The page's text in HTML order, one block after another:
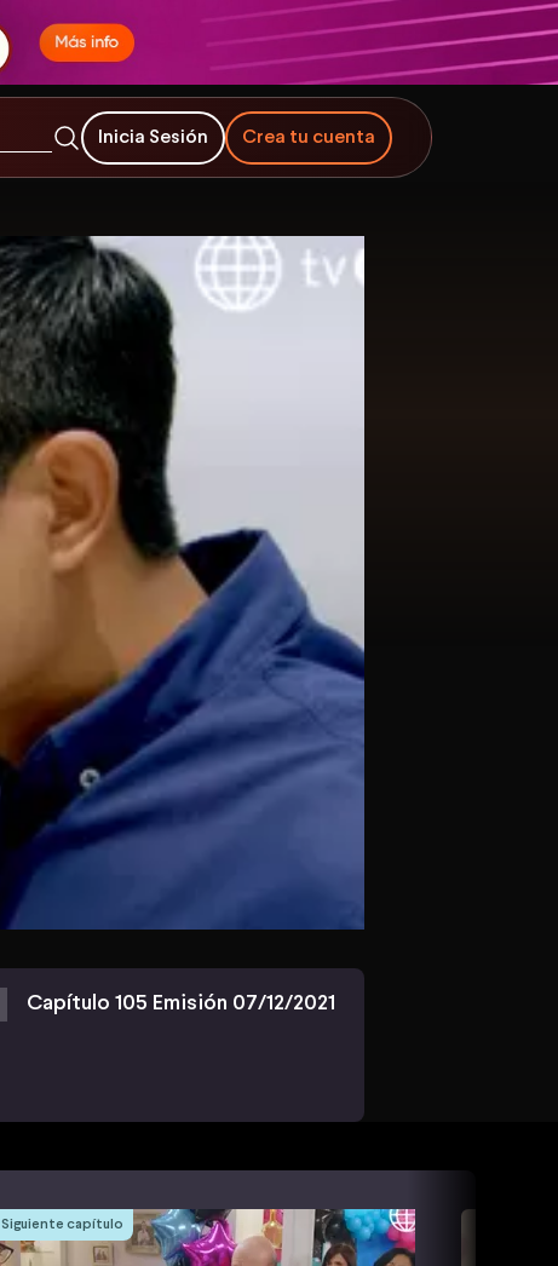
Inicia Sesión Crea tu cuenta
Capítulo 105 Emisión 07/12/2021
Siguiente capítulo